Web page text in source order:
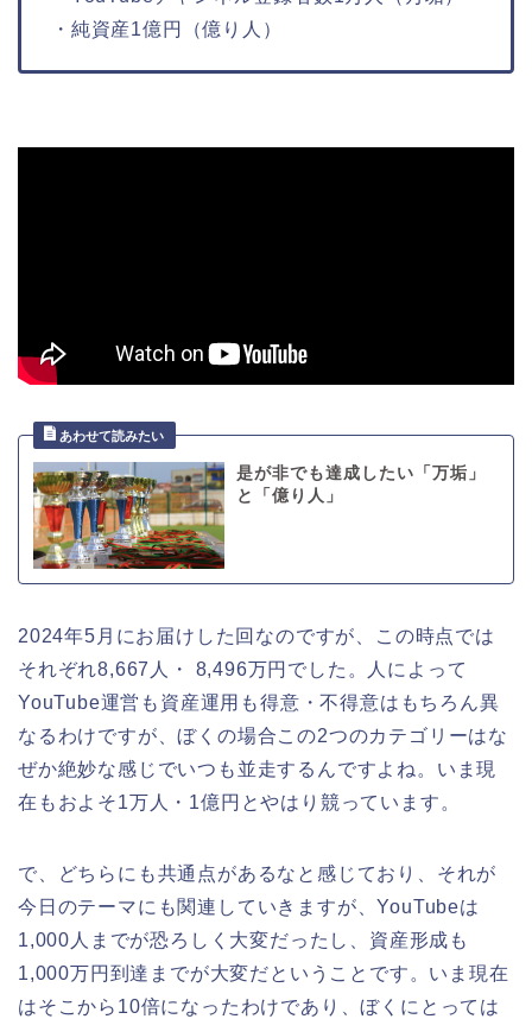
・純資産1億円（億り人）
是が非でも達成したい「万垢」
と「億り人」
2024年5月にお届けした回なのですが、この時点では
それぞれ8,667人・ 8,496万円でした。人によって
YouTube運営も資産運用も得意・不得意はもちろん異
なるわけですが、ぼくの場合この2つのカテゴリーはな
ぜか絶妙な感じでいつも並走するんですよね。いま現
在もおよそ1万人・1億円とやはり競っています。
で、どちらにも共通点があるなと感じており、それが
今日のテーマにも関連していきますが、YouTubeは
1,000人までが恐ろしく大変だったし、資産形成も
1,000万円到達までが大変だということです。いま現在
はそこから10倍になったわけであり、ぼくにとっては